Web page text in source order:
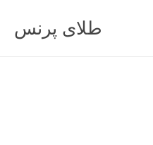
طلای پرنس